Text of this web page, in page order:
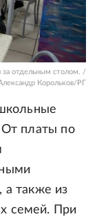
за отдельным столом. /
Корольков/РГ
От платы по
а также из
семей. При